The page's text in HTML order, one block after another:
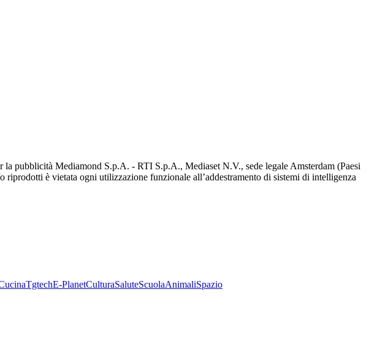
pubblicità Mediamond S.p.A. - RTI S.p.A., Mediaset N.V., sede legale Amsterdam (Paesi
riprodotti è vietata ogni utilizzazione funzionale all’addestramento di sistemi di intelligenza
TgtechE-PlanetCulturaSaluteScuolaAnimaliSpazio